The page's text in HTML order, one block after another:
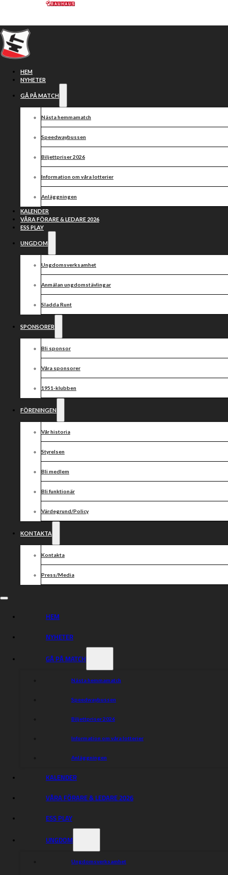
Hoppa till huvudinnehållHoppa till sidfot
HEM
NYHETER
GÅ PÅ MATCH
Nästa hemmamatch
Speedwaybussen
Biljettpriser 2026
Information om våra lotterier
Anläggningen
KALENDER
VÅRA FÖRARE & LEDARE 2026
ESS PLAY
UNGDOM
Ungdomsverksamhet
Anmälan ungdomstävlingar
Sladda Runt
SPONSORER
Bli sponsor
Våra sponsorer
1951-klubben
FÖRENINGEN
Vår historia
Styrelsen
Bli medlem
Bli funktionär
Värdegrund/Policy
KONTAKTA
Kontakta
Press/Media
HEM
NYHETER
GÅ PÅ MATCH
Nästa hemmamatch
Speedwaybussen
Biljettpriser 2026
Information om våra lotterier
Anläggningen
KALENDER
VÅRA FÖRARE & LEDARE 2026
ESS PLAY
UNGDOM
Ungdomsverksamhet
Smederna vänder hem i
jakten på semifinal